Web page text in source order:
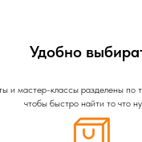
Удобно
и мастер-классы разделены по
чтобы быстро найти то что